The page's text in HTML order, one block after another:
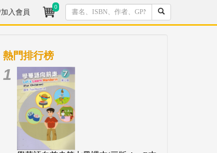
入會員
0
熱門排行榜
1